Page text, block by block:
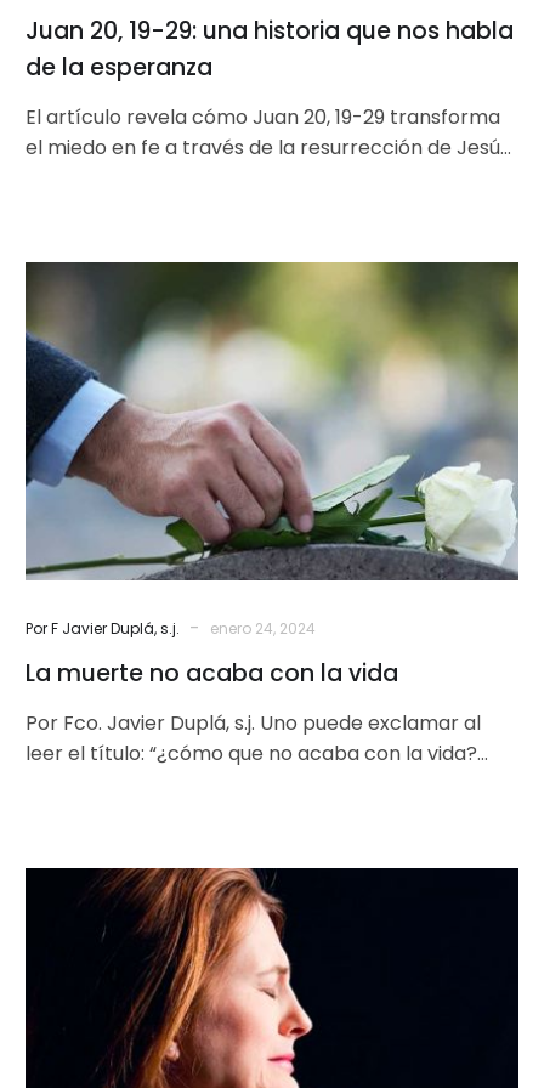
Juan 20, 19-29: una historia que nos habla
de la esperanza
El artículo revela cómo Juan 20, 19-29 transforma
el miedo en fe a través de la resurrección de Jesús.
no
acaba
con
la
vida
Por F Javier Duplá, s.j. - enero 24, 2024
La muerte no acaba con la vida
Por Fco. Javier Duplá, s.j. Uno puede exclamar al
leer el título: “¿cómo que no acaba con la vida?
Cuando
muere
un
ser
querido